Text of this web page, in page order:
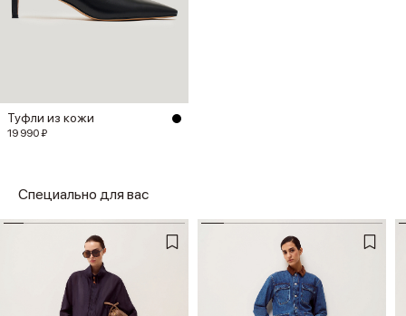
Туфли из кожи
19 990 ₽
Специально для вас